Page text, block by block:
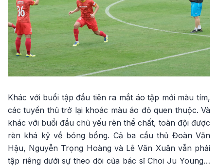
Khác với buổi tập đầu tiên ra mắt áo tập mới màu tím,
các tuyển thủ trở lại khoác màu áo đỏ quen thuộc. Và
khác với buổi đầu chủ yếu rèn thể chất, toàn đội được
rèn khá kỹ về bóng bổng. Cả ba cầu thủ Đoàn Văn
Hậu, Nguyễn Trọng Hoàng và Lê Văn Xuân vẫn phải
tập riêng dưới sự theo dõi của bác sĩ Choi Ju Young…